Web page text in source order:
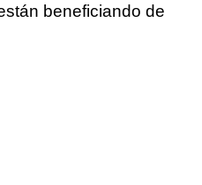
beneficiando de